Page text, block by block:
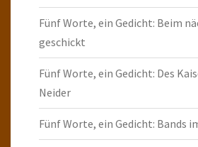
Fünf Worte, ein Gedicht: Beim
geschickt
Fünf Worte, ein Gedicht: Des
Neider
Fünf Worte, ein Gedicht: Bands